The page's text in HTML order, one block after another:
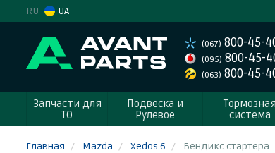
RU UA
(067) 800-45-
(095) 800-45-
(063) 800-45-
Запчасти для
ТО
Подвеска и
Рулевое
Тормозная
система
Главная Mazda Xedos 6 Бендикс стартера